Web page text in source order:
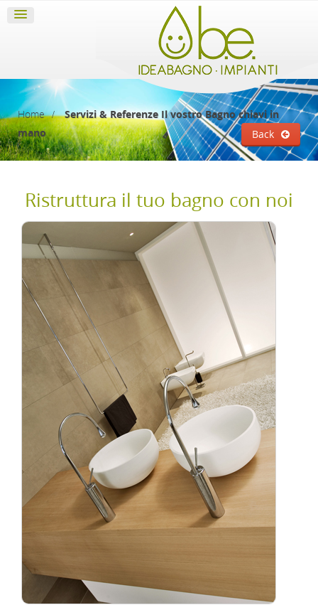
Home Servizi & Referenze Il vostro Bagno chiavi in
mano
Back
Ristruttura il tuo bagno con noi